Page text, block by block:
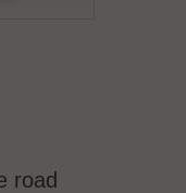
road